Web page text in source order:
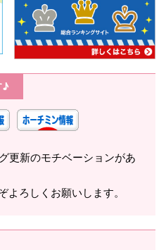
♪
更新のモチベーションがあ
よろしくお願いします。